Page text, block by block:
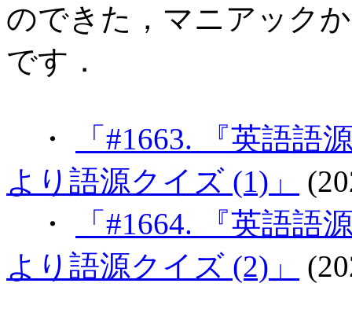
のできた，マニアック
です．
・
「#1663. 『英語
より語源クイズ (1)」
・
「#1664. 『英語
より語源クイズ (2)」